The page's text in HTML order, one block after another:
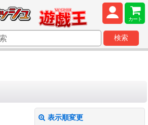
カート
検索
表示順変更